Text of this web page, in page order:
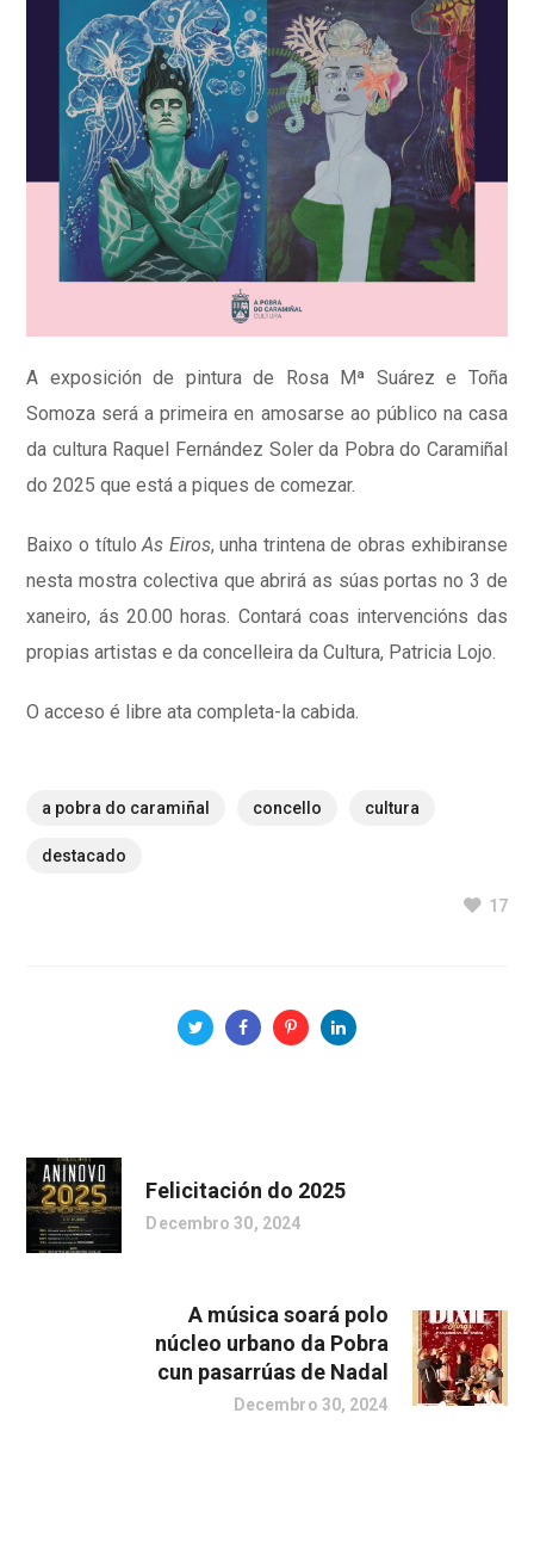
A exposición de pintura de Rosa Mª Suárez e Toña
Somoza será a primeira en amosarse ao público na casa
da cultura Raquel Fernández Soler da Pobra do Caramiñal
do 2025 que está a piques de comezar.
Baixo o títuloAs Eiros, unha trintena de obras exhibiranse
nesta mostra colectiva que abrirá as súas portas no 3 de
xaneiro, ás 20.00 horas. Contará coas intervencións das
propias artistas e da concelleira da Cultura, Patricia Lojo.
O acceso é libre ata completa-la cabida.
a pobra do caramiñal concello cultura
destacado
17
Felicitación do 2025
Decembro 30, 2024
A música soará polo
núcleo urbano da Pobra
cun pasarrúas de Nadal
Decembro 30, 2024